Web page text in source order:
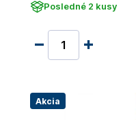
Posledné 2 kusy
Akcia